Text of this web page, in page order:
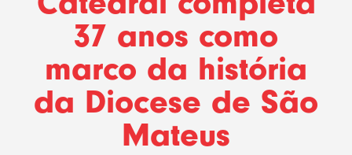
37 anos como
marco da história
da Diocese de São
Mateus